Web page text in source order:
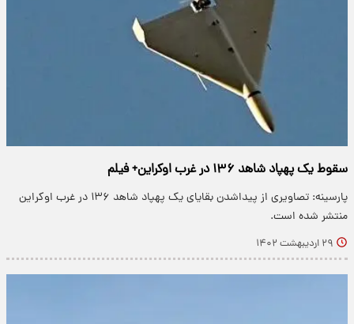
سقوط یک پهپاد شاهد ۱۳۶ در غرب اوکراین+ فیلم
پارسینه: تصاویری از پیداشدن بقایای یک پهپاد شاهد ۱۳۶ در غرب اوکراین
منتشر شده است.
۲۹ اردیبهشت ۱۴۰۲